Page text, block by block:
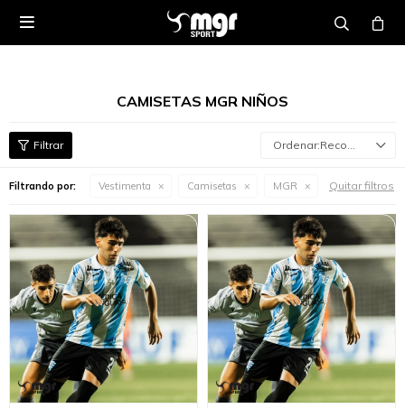

CAMISETAS MGR NIÑOS
Recomendados
Filtrando por: Vestimenta Camisetas MGR Quitar filtros